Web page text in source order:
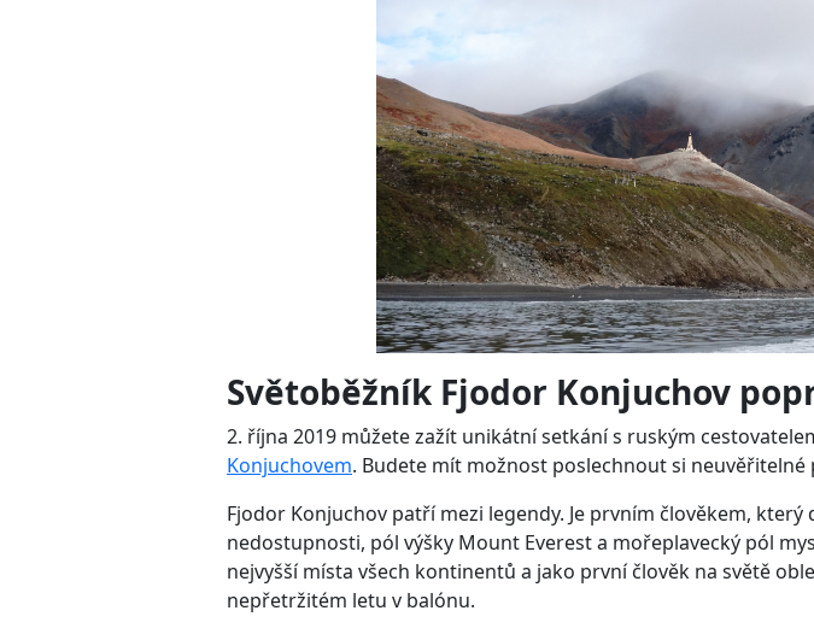
Světoběžník Fjodor Konjuchov
2. října 2019 můžete zažít unikátní setkání s ruským
Konjuchovem. Budete mít možnost poslechnout si
Fjodor Konjuchov patří mezi legendy. Je prvním člověkem,
nedostupnosti, pól výšky Mount Everest a mořeplavecký pól
nejvyšší místa všech kontinentů a jako první člověk na světě
nepřetržitém letu v balónu.